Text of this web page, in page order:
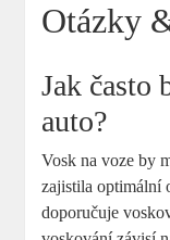
Otázky
Jak často
auto?
Vosk na voze by
zajistila optimální
doporučuje